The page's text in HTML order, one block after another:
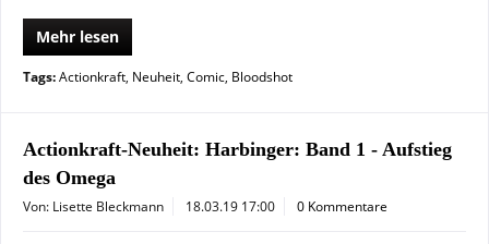
Mehr lesen
Tags:Actionkraft, Neuheit, Comic, Bloodshot
Actionkraft-Neuheit: Harbinger: Band 1 - Aufstieg
des Omega
Von: Lisette Bleckmann 18.03.19 17:00 0 Kommentare